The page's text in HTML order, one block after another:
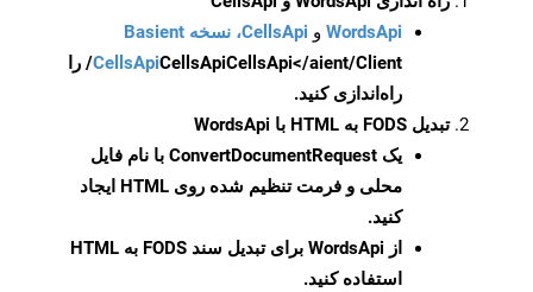
WordsApi و CellsApi، نسخه Basient
CellsApiCellsApi
CellsApi</aient/Client/ را
راه‌اندازی کنید.
تبدیل FODS به HTML با WordsApi
یک ConvertDocumentRequest با نام فایل
محلی و فرمت تنظیم شده روی HTML ایجاد
کنید.
از WordsApi برای تبدیل سند FODS به HTML
استفاده کنید.